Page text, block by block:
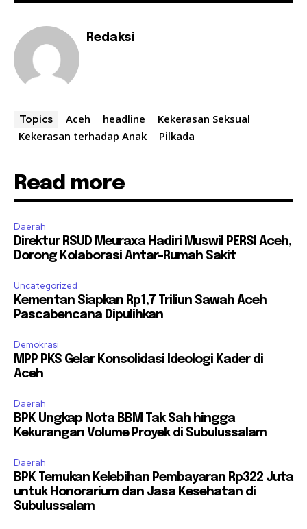
Redaksi
Topics Aceh headline
Kekerasan Seksual
Kekerasan terhadap Anak
Pilkada
Read more
Daerah
Direktur RSUD Meuraxa Hadiri Muswil PERSI Aceh,
Dorong Kolaborasi Antar-Rumah Sakit
Uncategorized
Kementan Siapkan Rp1,7 Triliun Sawah Aceh
Pascabencana Dipulihkan
Demokrasi
MPP PKS Gelar Konsolidasi Ideologi Kader di
Aceh
Daerah
BPK Ungkap Nota BBM Tak Sah hingga
Kekurangan Volume Proyek di Subulussalam
Daerah
BPK Temukan Kelebihan Pembayaran Rp322 Juta
untuk Honorarium dan Jasa Kesehatan di
Subulussalam